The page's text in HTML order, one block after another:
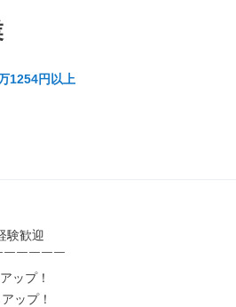
1254円以上
験歓迎
￣￣￣￣
ップ！
ップ！